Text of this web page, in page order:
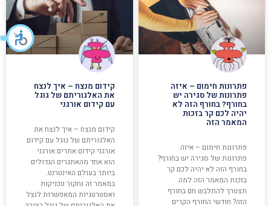
פתרונות חימום – איזה
פתרונות של סגירה יש
בחורף? בחורף הזה לא
יהיה לכם קר בזכות
המאמר הזה
פתרונות חימום – איזה
פתרונות של סגירה יש בחורף?
בחורף הזה לא יהיה לכם קר
בזכות המאמר הזה למה
תצטרך להתלבש חם בחורף
הזה? חודשי החורף הקרים
קידום מנצח – איך לנצח
את האלגוריתם של גוגל
עם קידום אורגני
קידום מנצח – איך לנצח את
האלגוריתם של גוגל עם קידום
אורגני קידום אתרים אורגני
הוא אחד מהאתגרים הגדולים
ביותר בעולם האינטרנט.
במאמר זה נחקור טכניקות
ואסטרטגיות המאפשרות לנצל